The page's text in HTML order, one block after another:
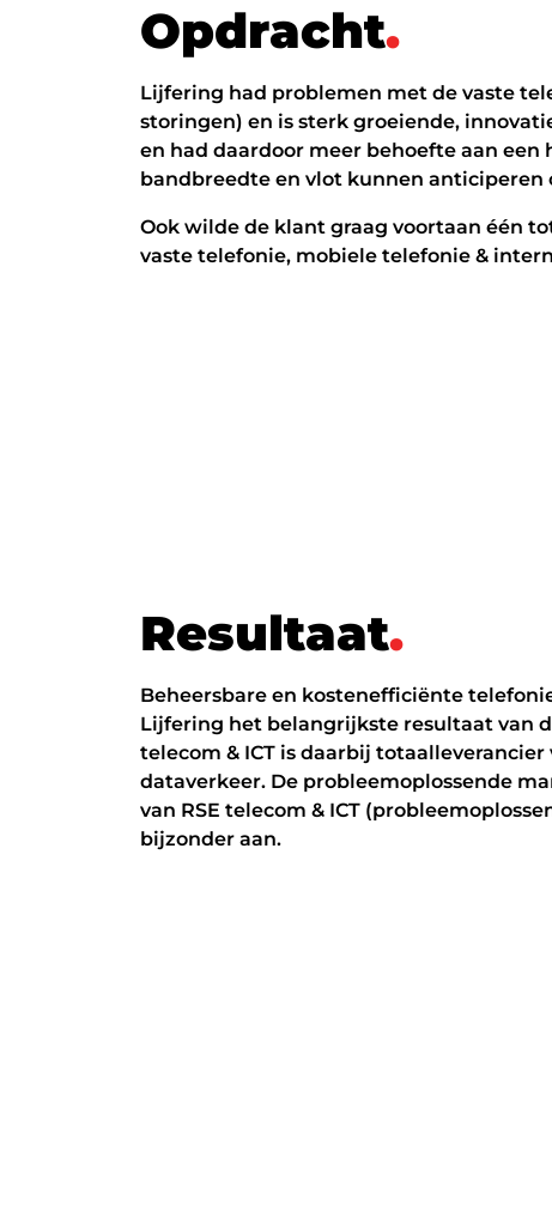
Opdracht.
Lijfering had problemen met de vaste
storingen) en is sterk groeiende,
en had daardoor meer behoefte aan een
bandbreedte en vlot kunnen anticiperen
Ook wilde de klant graag voortaan één
vaste telefonie, mobiele telefonie &
Resultaat.
Beheersbare en kostenefficiënte
Lijfering het belangrijkste resultaat van
telecom & ICT is daarbij
dataverkeer. De probleemoplossende
van RSE telecom & ICT
bijzonder aan.